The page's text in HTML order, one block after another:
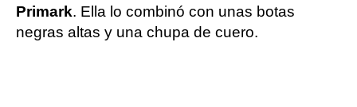
Primark. Ella lo combinó con unas botas
negras altas y una chupa de cuero.